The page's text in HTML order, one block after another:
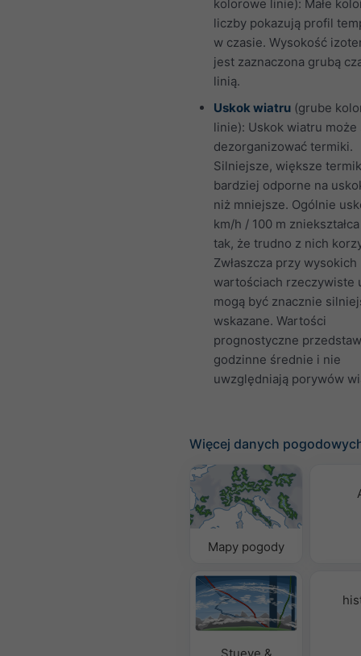
kolorowe linie): Małe
liczby pokazują profil
w czasie. Wysokość
jest zaznaczona grubą
linią.
Uskok wiatru (grube
linie): Uskok wiatru może
dezorganizować termiki.
Silniejsze, większe
bardziej odporne na
niż mniejsze. Ogólnie
km/h / 100 m
tak, że trudno z nich
Zwłaszcza przy wysokich
wartościach rzeczywiste
mogą być znacznie
wskazane. Wartości
prognostyczne
godzinne średnie i nie
uwzględniają porywów
Więcej danych
Mapy pogody